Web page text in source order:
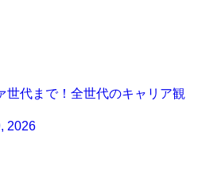
世代まで！全世代のキャリア観
2026